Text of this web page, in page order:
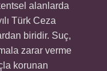
alanlarda
Türk Ceza
biridir. Suç,
zarar verme
korunan